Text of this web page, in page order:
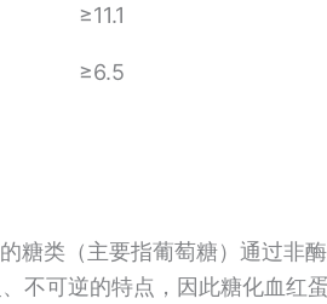
≥11.1
≥6.5
糖类（主要指葡萄糖）通过非
不可逆的特点，因此糖化血红